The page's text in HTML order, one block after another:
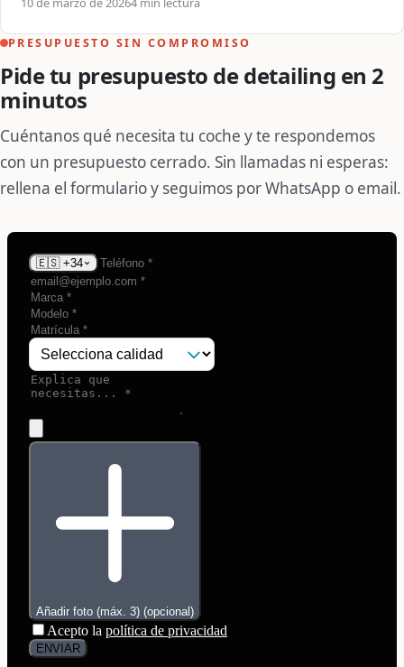
PRESUPUESTO SIN COMPROMISO
Pide tu presupuesto de detailing en 2
minutos
Cuéntanos qué necesita tu coche y te respondemos
con un presupuesto cerrado. Sin llamadas ni esperas:
rellena el formulario y seguimos por WhatsApp o email.